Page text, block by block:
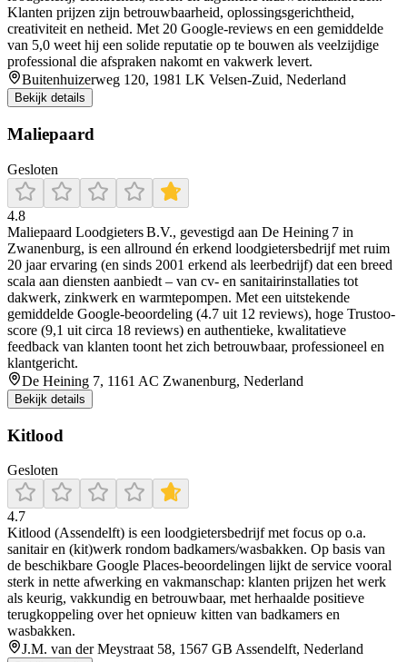
Klanten prijzen zijn betrouwbaarheid, oplossingsgerichtheid,
creativiteit en netheid. Met 20 Google‑reviews en een gemiddelde
van 5,0 weet hij een solide reputatie op te bouwen als veelzijdige
professional die afspraken nakomt en vakwerk levert.
Buitenhuizerweg 120, 1981 LK Velsen-Zuid, Nederland
Bekijk details
Maliepaard
Gesloten
4.8
Maliepaard Loodgieters B.V., gevestigd aan De Heining 7 in
Zwanenburg, is een allround én erkend loodgietersbedrijf met ruim
20 jaar ervaring (en sinds 2001 erkend als leerbedrijf) dat een breed
scala aan diensten aanbiedt – van cv- en sanitairinstallaties tot
dakwerk, zinkwerk en warmtepompen. Met een uitstekende
gemiddelde Google-beoordeling (4.7 uit 12 reviews), hoge Trustoo-
score (9,1 uit circa 18 reviews) en authentieke, kwalitatieve
feedback van klanten toont het zich betrouwbaar, professioneel en
klantgericht.
De Heining 7, 1161 AC Zwanenburg, Nederland
Bekijk details
Kitlood
Gesloten
4.7
Kitlood (Assendelft) is een loodgietersbedrijf met focus op o.a.
sanitair en (kit)werk rondom badkamers/wasbakken. Op basis van
de beschikbare Google Places-beoordelingen lijkt de service vooral
sterk in nette afwerking en vakmanschap: klanten prijzen het werk
als keurig, vakkundig en betrouwbaar, met herhaalde positieve
terugkoppeling over het opnieuw kitten van badkamers en
wasbakken.
J.M. van der Meystraat 58, 1567 GB Assendelft, Nederland